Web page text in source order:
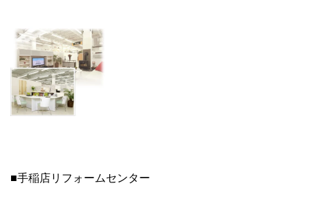
■手稲店リフォームセンター